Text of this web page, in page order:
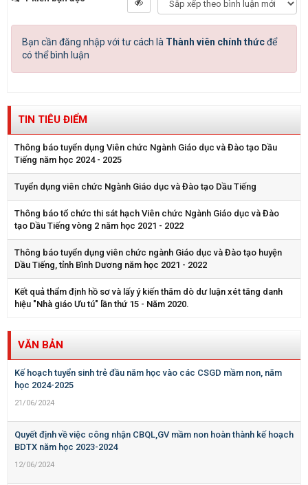
Bạn cần đăng nhập với tư cách là Thành viên chính thứcđể
có thể bình luận
TIN TIÊU ĐIỂM
Thông báo tuyển dụng Viên chức Ngành Giáo dục và Đào tạo Dầu
Tiếng năm học 2024 - 2025
Tuyển dụng viên chức Ngành Giáo dục và Đào tạo Dầu Tiếng
Thông báo tổ chức thi sát hạch Viên chức Ngành Giáo dục và Đào
tạo Dầu Tiếng vòng 2 năm học 2021 - 2022
Thông báo tuyển dụng viên chức ngành Giáo dục và Đào tạo huyện
Dầu Tiếng, tỉnh Bình Dương năm học 2021 - 2022
Kết quả thẩm định hồ sơ và lấy ý kiến thăm dò dư luận xét tăng danh
hiệu "Nhà giáo Ưu tú" lần thứ 15 - Năm 2020.
VĂN BẢN
Kế hoạch tuyển sinh trẻ đầu năm học vào các CSGD mầm non, năm
học 2024-2025
21/06/2024
Quyết định về việc công nhận CBQL,GV mầm non hoàn thành kế hoạch
BDTX năm học 2023-2024
12/06/2024